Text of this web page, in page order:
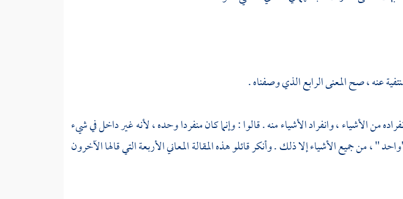
عنه ، صح المعنى الرابع الذي وصفناه .
من الأشياء ، وانفراد الأشياء منه . قالوا : وإنما كان منفردا وحده ، لأنه غير داخل في شيء
، من جميع الأشياء إلا ذلك . وأنكر قائلو هذه المقالة المعاني الأربعة التي قالها الآخرون